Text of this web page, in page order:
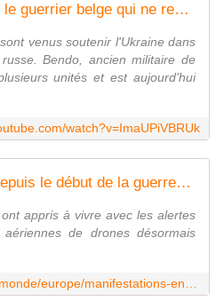
[🇺🇦/🇷🇺] "BENDO", le guerrier belge qui ne recule jamais 💪🇧🇪
venus soutenir l'Ukraine dans
Bendo, ancien militaire de
unités et est aujourd'hui
watch?v=ImaUPiVBRUk
"C'est tous les jours depuis le début de la guerre" : en Ukraine, les attaques de drones sont quotidiennes
appris à vivre avec les alertes
de drones désormais